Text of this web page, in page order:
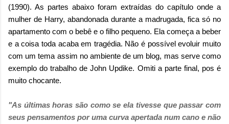
(1990). As partes abaixo foram extraídas do capítulo onde a
mulher de Harry, abandonada durante a madrugada, fica só no
apartamento com o bebê e o filho pequeno. Ela começa a beber
e a coisa toda acaba em tragédia. Não é possível evoluir muito
com um tema assim no ambiente de um blog, mas serve como
exemplo do trabalho de John Updike. Omiti a parte final, pos é
muito chocante.
"As últimas horas são como se ela tivesse que passar com
seus pensamentos por uma curva apertada num cano e não